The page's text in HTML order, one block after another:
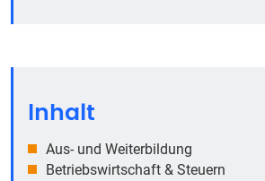
Inhalt
Aus- und Weiterbildung
Betriebswirtschaft & Steuern